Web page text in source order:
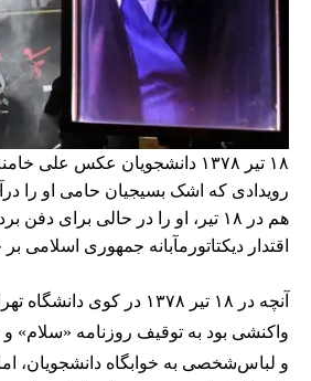
۱۸ تیر ۱۳۷۸ دانشجویان عکس علی
هم در ۱۸ تیر، او را در حالی برای
اقتدار دیکتاتورمآبانه جمهوری اسلامی
آنچه در ۱۸ تیر ۱۳۷۸ در کوی
واکنشی بود به توقیف روزنامه «سلام»
و لباس‌شخصی به خوابگاه دانشجویان،